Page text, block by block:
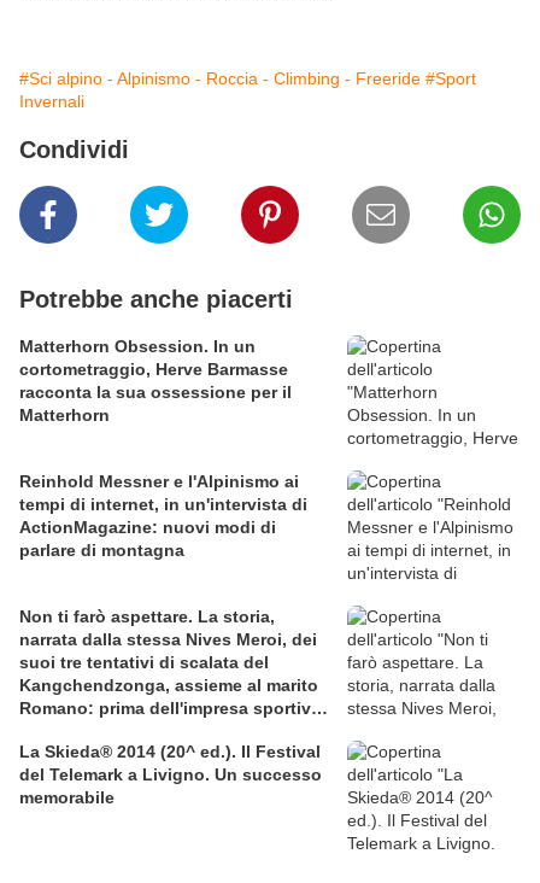
#Sci alpino - Alpinismo - Roccia - Climbing - Freeride #Sport
Invernali
Condividi
Potrebbe anche piacerti
Matterhorn Obsession. In un
cortometraggio, Herve Barmasse
racconta la sua ossessione per il
Matterhorn
Reinhold Messner e l'Alpinismo ai
tempi di internet, in un'intervista di
ActionMagazine: nuovi modi di
parlare di montagna
Non ti farò aspettare. La storia,
narrata dalla stessa Nives Meroi, dei
suoi tre tentativi di scalata del
Kangchendzonga, assieme al marito
Romano: prima dell'impresa sportiva,
La Skieda® 2014 (20^ ed.). Il Festival
del Telemark a Livigno. Un successo
memorabile